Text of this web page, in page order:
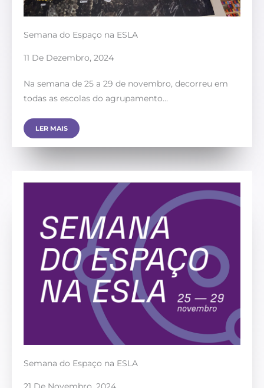
Semana do Espaço na ESLA
11 De Dezembro, 2024
Na semana de 25 a 29 de novembro, decorreu em
todas as escolas do agrupamento…
LER MAIS
Semana do Espaço na ESLA